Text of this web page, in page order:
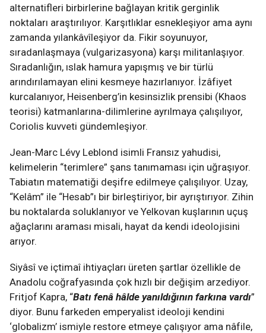
alternatifleri birbirlerine bağlayan kritik gerginlik
noktaları araştırılıyor. Karşıtlıklar esnekleşiyor ama aynı
zamanda yılankâvîleşiyor da. Fikir soyunuyor,
sıradanlaşmaya (vulgarizasyona) karşı militanlaşıyor.
Sıradanlığın, ıslak hamura yapışmış ve bir türlü
arındırılamayan elini kesmeye hazırlanıyor. İzâfiyet
kurcalanıyor, Heisenberg’in kesinsizlik prensibi (Khaos
teorisi) katmanlarına-dilimlerine ayrılmaya çalışılıyor,
Coriolis kuvveti gündemleşiyor.
Jean-Marc Lévy Leblond isimli Fransız yahudisi,
kelimelerin “terimlere” şans tanımaması için uğraşıyor.
Tabiatın matematiği deşifre edilmeye çalışılıyor. Uzay,
“Kelâm” ile “Hesab”ı bir birleştiriyor, bir ayrıştırıyor. Zihin
bu noktalarda soluklanıyor ve Yelkovan kuşlarının uçuş
ağaçlarını araması misali, hayat da kendi ideolojisini
arıyor.
Siyâsî ve içtimaî ihtiyaçları üreten şartlar özellikle de
Anadolu coğrafyasında çok hızlı bir değişim arzediyor.
Fritjof Kapra, “Batı fenâ hâlde yanıldığının farkına vardı”
diyor. Bunu farkeden emperyalist ideoloji kendini
‘globalizm’ ismiyle restore etmeye çalışıyor ama nâfile,